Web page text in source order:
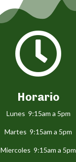

Horario
Lunes 9:15am a 5pm
Martes 9:15am a 5pm
Miercoles 9:15am a 5pm